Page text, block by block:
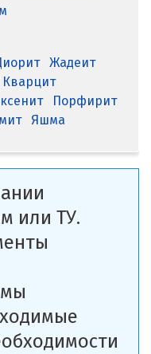
Жадеит
Кварцит
Порфирит
Яшма
или ТУ.